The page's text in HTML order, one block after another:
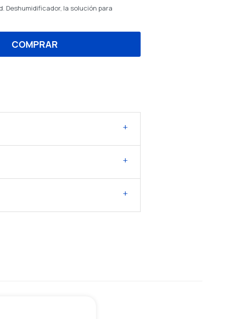
Deshumidificador, la solución para
COMPRAR